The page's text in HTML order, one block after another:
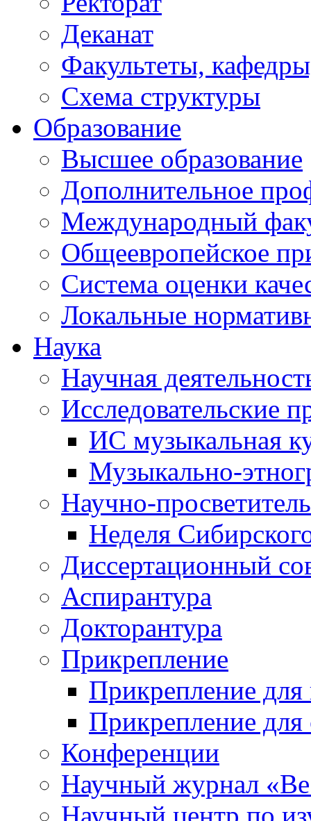
Деканат
Факультеты,
Схема структуры
Образование
Высшее образование
Дополнительное
Международный
Общеевропейское
Система оценки
Локальные
Наука
Научная
Исследовательские
ИС музыкальная
Музыкально-
Научно-
Неделя
Диссертационный
Аспирантура
Докторантура
Прикрепление
Прикрепление для
Прикрепление для
Конференции
Научный журнал